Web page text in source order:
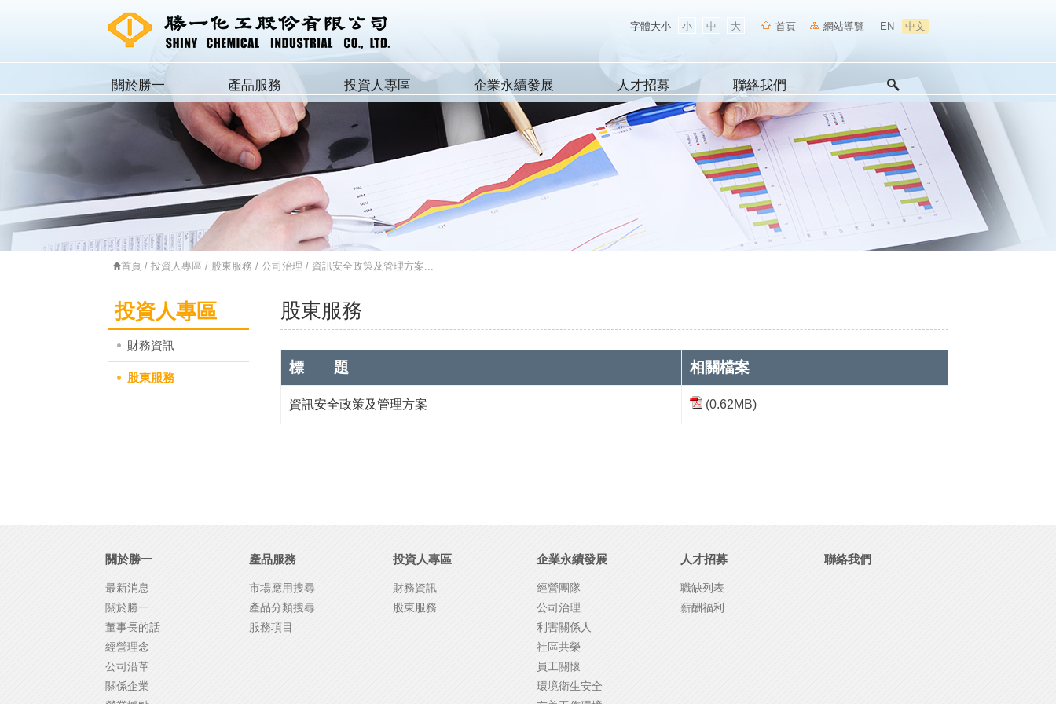
字體大小 小 中 大 首頁 網站導覽 EN 中文
關於勝一 產品服務 投資人專區 企業永續發展 人才招募 聯絡我們
首頁 / 投資人專區 / 股東服務 / 公司治理 / 資訊安全政策及管理方案...
投資人專區
財務資訊
股東服務
股東服務
標 題 相關檔案
資訊安全政策及管理方案 (0.62MB)
關於勝一
最新消息
關於勝一
董事長的話
經營理念
公司沿革
關係企業
產品服務
市場應用搜尋
產品分類搜尋
服務項目
投資人專區
財務資訊
股東服務
企業永續發展
經營團隊
公司治理
利害關係人
社區共榮
員工關懷
環境衛生安全
人才招募
職缺列表
薪酬福利
聯絡我們